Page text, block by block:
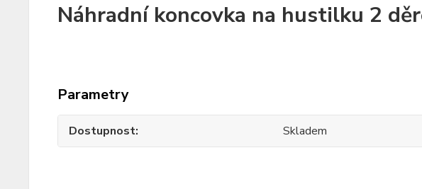
Náhradní koncovka na hustilku 2
Parametry
Dostupnost Skladem